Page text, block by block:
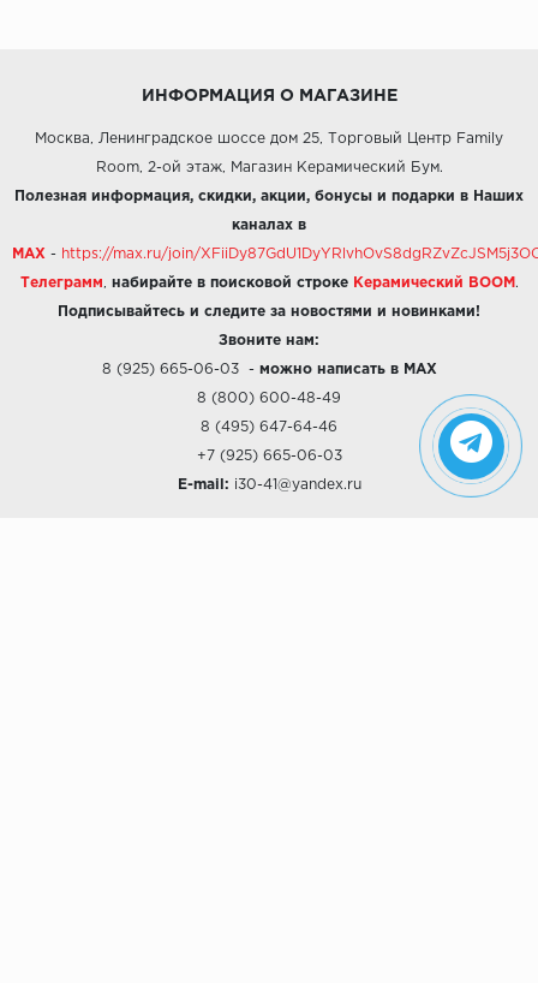
ИНФОРМАЦИЯ О МАГАЗИНЕ
Москва, Ленинградское шоссе дом 25, Торговый Центр Family
Room, 2-ой этаж, Магазин Керамический Бум.
Полезная информация, скидки, акции, бонусы и подарки в Наших
каналах в
MAX - https://max.ru/join/
Телеграмм набирайте в поисковой строке Керамический BOOM .
Подписывайтесь и следите за новостями и новинками!
Звоните нам:
8 (925) 665-06-03- можно написать в MAX
8 (800) 600-48-49
8 (495) 647-64-46
+7 (925) 665-06-03
E-mail: i30-41@yandex.ru